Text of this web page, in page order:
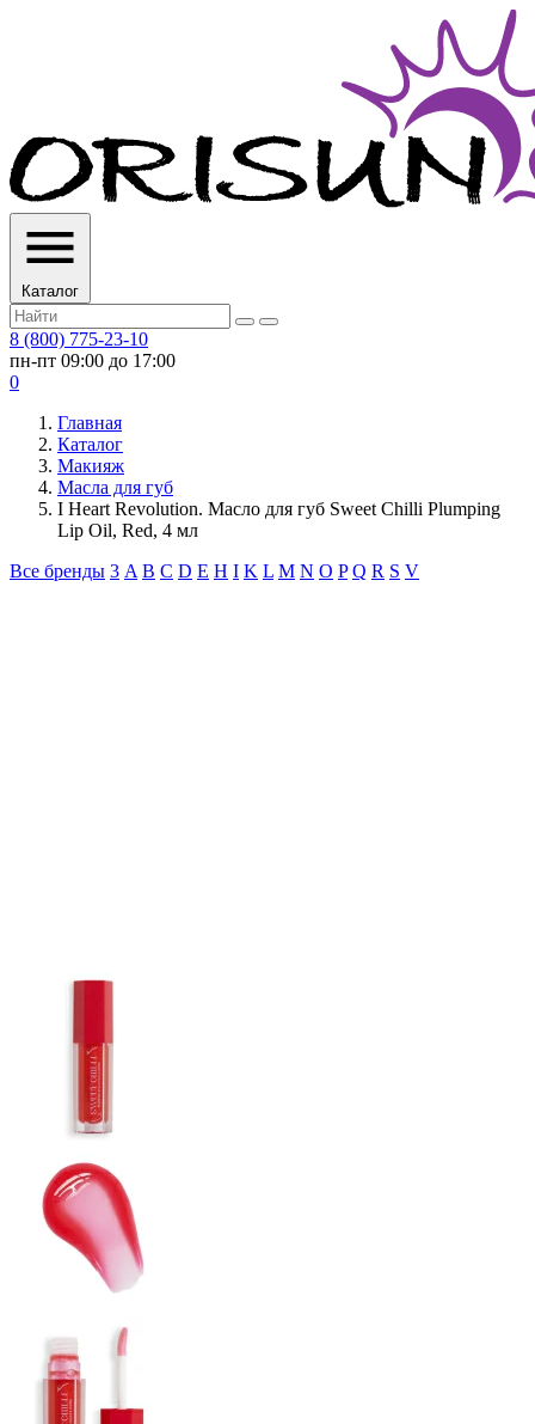
Каталог
8 (800) 775-23-10
пн-пт 09:00 до 17:00
0
Главная
Каталог
Макияж
Масла для губ
I Heart Revolution. Масло для губ Sweet Chilli Plumping
Lip Oil, Red, 4 мл
Все бренды 3 A B C D E H I K L M N O P Q R S V